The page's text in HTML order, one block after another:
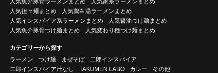
人気担々麺まとめ
人気鶏白湯ラーメンまとめ
人気インスパイア系ラーメンまとめ
人気醤油つけ麺まとめ
人気魚介豚骨つけ麺まとめ
人気変わり種つけ麺まとめ
カテゴリーから探す
ラーメン
つけ麺 まぜそば
二郎インスパイア
二郎インスパイア汁なし
TAKUMEN LABO カレー その他